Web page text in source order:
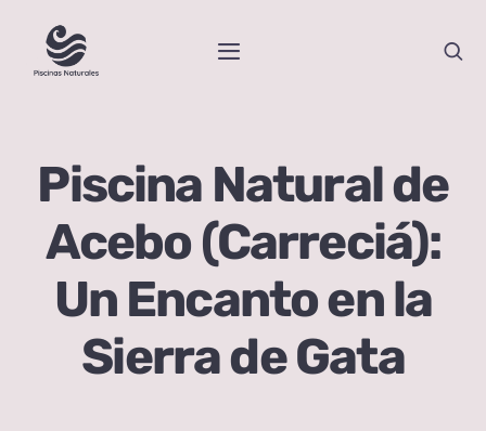
content
Toggle
Piscinas Naturales por Comunidades
Blog
Sobre Nosotras
Contacto
Piscina Natural de
Acebo (Carreciá):
Un Encanto en la
Sierra de Gata